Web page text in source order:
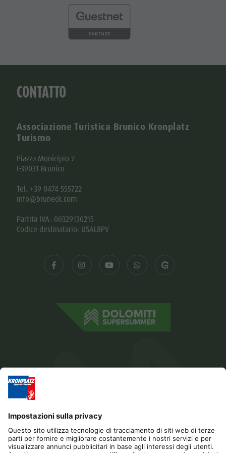
CONTATTO
Associazione Turistica Brunico Kronplatz
Turismo
Piazza Municipio 7
I-39031 Brunico
Tel. +39 0474 555722
info@bruneck.com
Partita IVA: 00329130215
Codice destinatario: USAL8PV
Editoria Privacy Dichiarazione di accessibilità
Contatto